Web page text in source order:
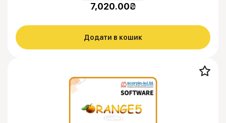
7,020.00₴
Додати в кошик